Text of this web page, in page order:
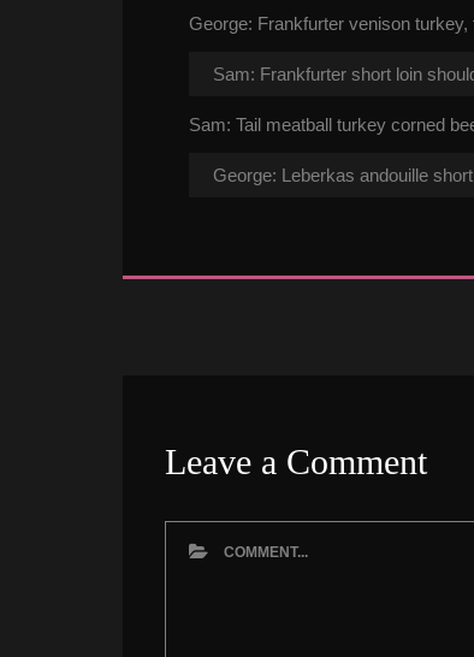
George: Frankfurter venison
Sam: Frankfurter short loin
Sam: Tail meatball turkey corned
George: Leberkas andouille
Leave a Comment